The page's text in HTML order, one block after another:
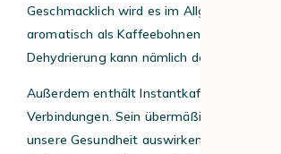
Geschmacklich wird es im Allgemeinen als
aromatisch als Kaffeebohnen empfunden.
Dehydrierung kann nämlich den
Außerdem enthält Instantkaffee mehr
Verbindungen. Sein übermäßiger Konsum
unsere Gesundheit auswirken und